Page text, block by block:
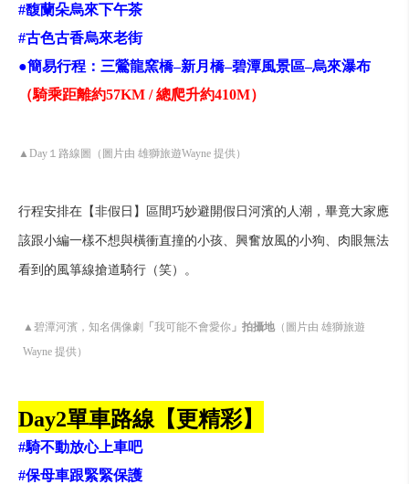
#馥蘭朵烏來下午茶
#古色古香烏來老街
●簡易行程：三鶯龍窯橋–新月橋–碧潭風景區–烏來瀑布
（騎乘距離約57KM / 總爬升約410M）
▲Day１路線圖（圖片由 雄獅旅遊Wayne 提供）
行程安排在【非假日】區間巧妙避開假日河濱的人潮，畢竟大家應
該跟小編一樣不想與橫衝直撞的小孩、興奮放風的小狗、肉眼無法
看到的風箏線搶道騎行（笑）。
▲碧潭河濱，知名偶像劇 「 我可能不會愛你 」拍攝地（圖片由 雄獅旅遊
Wayne 提供）
Day2單車路線【更精彩】
#騎不動放心上車吧
#保母車跟緊緊保護